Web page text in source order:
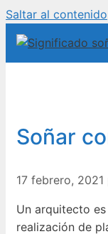
Saltar al contenido
Soñar
17 febrero, 2021
Un arquitecto
realización de